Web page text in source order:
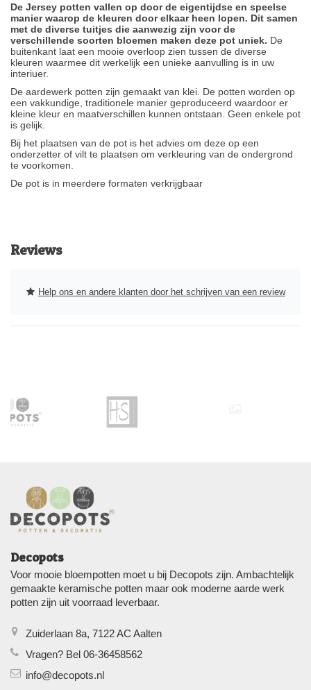
De Jersey potten vallen op door de eigentijdse en speelse
manier waarop de kleuren door elkaar heen lopen. Dit samen
met de diverse tuitjes die aanwezig zijn voor de
verschillende soorten bloemen maken deze pot uniek. De
buitenkant laat een mooie overloop zien tussen de diverse
kleuren waarmee dit werkelijk een unieke aanvulling is in uw
interiuer.
De aardewerk potten zijn gemaakt van klei. De potten worden op
een vakkundige, traditionele manier geproduceerd waardoor er
kleine kleur en maatverschillen kunnen ontstaan. Geen enkele pot
is gelijk.
Bij het plaatsen van de pot is het advies om deze op een
onderzetter of vilt te plaatsen om verkleuring van de ondergrond
te voorkomen.
De pot is in meerdere formaten verkrijgbaar
Reviews
Help ons en andere klanten door het schrijven van een review
Decopots
Voor mooie bloempotten moet u bij Decopots zijn. Ambachtelijk
gemaakte keramische potten maar ook moderne aarde werk
potten zijn uit voorraad leverbaar.
Zuiderlaan 8a, 7122 AC Aalten
Vragen? Bel 06-36458562
info@decopots.nl